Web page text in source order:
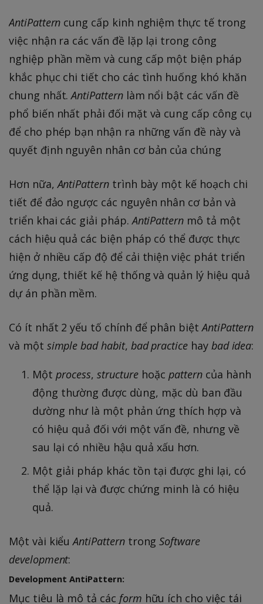
AntiPattern cung cấp kinh nghiệm thực tế trong
việc nhận ra các vấn đề lặp lại trong công
nghiệp phần mềm và cung cấp một biện pháp
khắc phục chi tiết cho các tình huống khó khăn
chung nhất.AntiPatternlàm nổi bật các vấn đề
phổ biến nhất phải đối mặt và cung cấp công cụ
để cho phép bạn nhận ra những vấn đề này và
quyết định nguyên nhân cơ bản của chúng
Hơn nữa,AntiPatterntrình bày một kế hoạch chi
tiết để đảo ngược các nguyên nhân cơ bản và
triển khai các giải pháp.AntiPattern mô tả một
cách hiệu quả các biện pháp có thể được thực
hiện ở nhiều cấp độ để cải thiện việc phát triển
ứng dụng, thiết kế hệ thống và quản lý hiệu quả
dự án phần mềm.
Có ít nhất 2 yếu tố chính để phân biệtAntiPattern
và một simple bad habit, bad practice hay bad idea:
Một process, structure hoặc pattern của hành
động thường được dùng, mặc dù ban đầu
dường như là một phản ứng thích hợp và
có hiệu quả đối với một vấn đề, nhưng về
sau lại có nhiều hậu quả xấu hơn.
Một giải pháp khác tồn tại được ghi lại, có
thể lặp lại và được chứng minh là có hiệu
quả.
Một vài kiểuAntiPatterntrongSoftware
development:
Development AntiPattern:
Mục tiêu là mô tả các form hữu ích cho việc tái